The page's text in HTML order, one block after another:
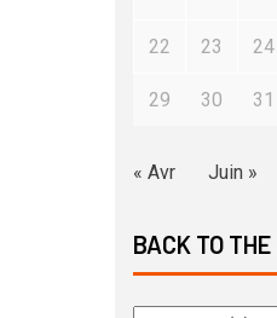
22 23 24
29 30 31
« Avr Juin »
BACK TO